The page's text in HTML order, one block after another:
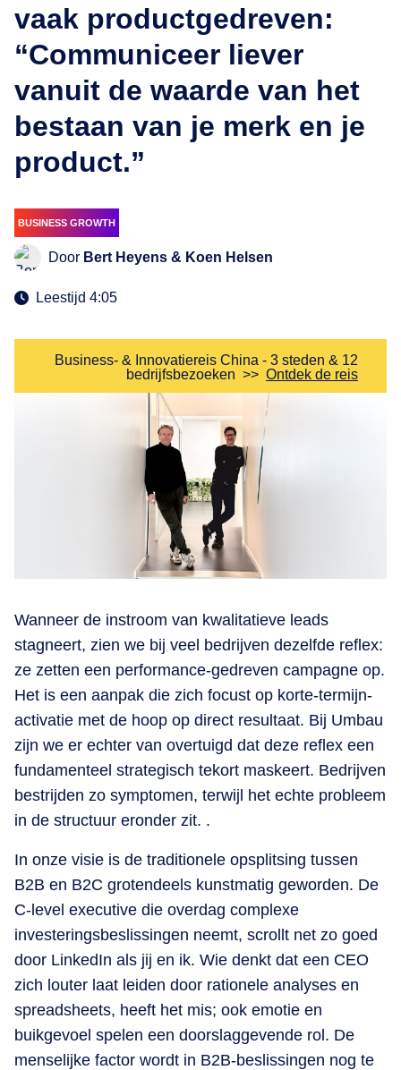
vaak productgedreven:
“Communiceer liever
vanuit de waarde van het
bestaan van je merk en je
product.”
BUSINESS GROWTH
Door Bert Heyens & Koen Helsen
Leestijd 4:05
Business- & Innovatiereis China - 3 steden & 12
bedrijfsbezoeken >> Ontdek de reis
​Wanneer de instroom van kwalitatieve leads
stagneert, zien we bij veel bedrijven dezelfde reflex:
ze zetten een performance-gedreven campagne op.
Het is een aanpak die zich focust op korte-termijn-
activatie met de hoop op direct resultaat. Bij Umbau
zijn we er echter van overtuigd dat deze reflex een
fundamenteel strategisch tekort maskeert. Bedrijven
bestrijden zo symptomen, terwijl het echte probleem
in de structuur eronder zit. .
In onze visie is de traditionele opsplitsing tussen
B2B en B2C grotendeels kunstmatig geworden. De
C-level executive die overdag complexe
investeringsbeslissingen neemt, scrollt net zo goed
door LinkedIn als jij en ik. Wie denkt dat een CEO
zich louter laat leiden door rationele analyses en
spreadsheets, heeft het mis; ook emotie en
buikgevoel spelen een doorslaggevende rol. De
menselijke factor wordt in B2B-beslissingen nog te